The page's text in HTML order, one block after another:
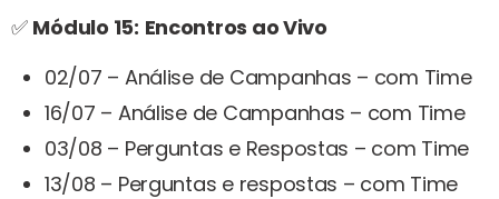
✅ Módulo 15: Encontros ao Vivo
02/07 – Análise de Campanhas – com Time
16/07 – Análise de Campanhas – com Time
03/08 – Perguntas e Respostas – com Time
13/08 – Perguntas e respostas – com Time